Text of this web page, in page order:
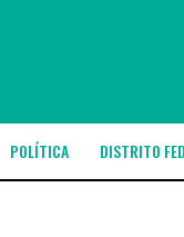
POLÍTICA DISTRITO